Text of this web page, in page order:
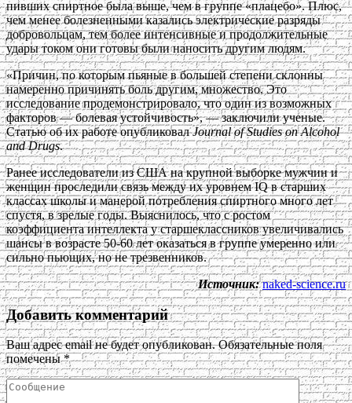
пивших спиртное была выше, чем в группе «плацебо». Плюс,
чем менее болезненными казались электрические разряды
добровольцам, тем более интенсивные и продолжительные
удары током они готовы были наносить другим людям.
«Причин, по которым пьяные в большей степени склонны
намеренно причинять боль другим, множество. Это
исследование продемонстрировало, что один из возможных
факторов — болевая устойчивость», — заключили ученые.
Статью об их работе опубликовалJournal of Studies on Alcohol
and Drugs.
Ранее исследователи из США на крупной выборке мужчин и
женщин проследили связь между их уровнем IQ в старших
классах школы и манерой потребления спиртного много лет
спустя, в зрелые годы. Выяснилось, что с ростом
коэффициента интеллекта у старшеклассников увеличивались
шансы в возрасте 50-60 лет оказаться в группе умеренно или
сильно пьющих, но не трезвенников.
Источник: naked-science.ru
Добавить комментарий
Ваш адрес email не будет опубликован. Обязательные поля
помечены*